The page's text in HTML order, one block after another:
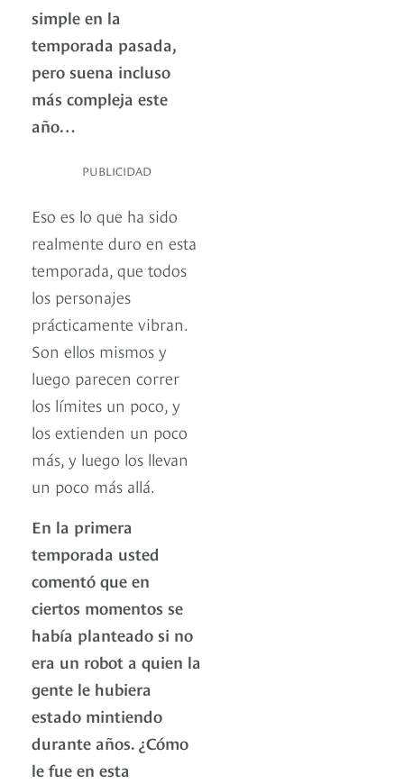
simple en la
temporada pasada,
pero suena incluso
más compleja este
año…
PUBLICIDAD
Eso es lo que ha sido
realmente duro en esta
temporada, que todos
los personajes
prácticamente vibran.
Son ellos mismos y
luego parecen correr
los límites un poco, y
los extienden un poco
más, y luego los llevan
un poco más allá.
En la primera
temporada usted
comentó que en
ciertos momentos se
había planteado si no
era un robot a quien la
gente le hubiera
estado mintiendo
durante años. ¿Cómo
le fue en esta